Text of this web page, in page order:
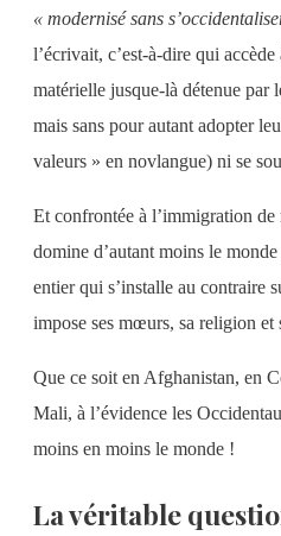
« modernisé sans
l’écrivait, c’est-à-dire qui accède
matérielle jusque-là détenue par
mais sans pour autant adopter
valeurs » en novlangue) ni se
Et confrontée à l’immigration de
domine d’autant moins le
entier qui s’installe au contraire
impose ses mœurs, sa religion et
Que ce soit en Afghanistan, en
Mali, à l’évidence les
moins en moins le monde !
La véritable